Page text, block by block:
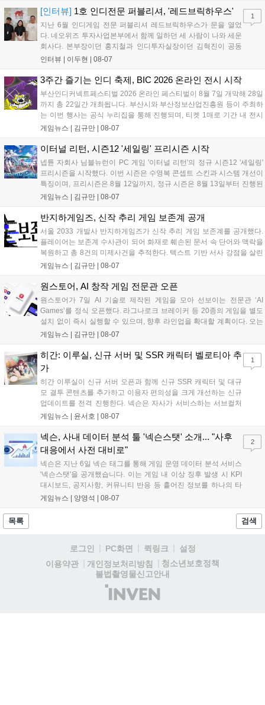
용자는 과제를 완수하며 동(V) 투발라 장비와 검은별 무기, 카라
[인터뷰] 1호 인디전문 퍼블리셔, '레드브릭하우스'
지난 6월 인디게임 전문 퍼블리셔 레드브릭하우스가 문을 열었
다. 네오위즈 투자사업본부에서 함께 일하던 세 사람이 나와 세운
회사다. 본부장이던 홍지철과 인디투자실장이던 김혁진이 공동
대표를, 중국사업실장이던 이민정이 이사를 맡았다. 출범 한 달여
피털의 재무적 투자가 연달아 들어왔다. 서비스 중인...
인터뷰 | 이두현 | 08-07
1
3주간 즐기는 인디 축제, BIC 2026 온라인 전시 시작
부산인디커넥트페스티벌 2026 온라인 페스티벌이 8월 7일 개막해 28일
까지 총 22일간 개최됩니다. 부산시와 부산정보산업진흥원 등이 주최하
는 이번 행사는 공식 누리집을 통해 진행되며, 티켓 1매로 기간 내 전시
작을 제한 없이 체험할 수 있습니다. 일반 및 루키 부문 등 다양한 인디게
세계 누구나 참여 가능한 이번 행사는 역대 최대 규모로 열려 인디게임
게임뉴스 | 김규만 | 08-07
이터널 리턴, 시즌12 '세일링' 프리시즌 시작
넵튠 자회사 님블뉴런이 PC 게임 '이터널 리턴'의 정규 시즌12 '세일링'
프리시즌을 시작했다. 이번 시즌은 수영복 콘셉트 스킨과 시스템 개선이
특징이며, 프리시즌은 8월 12일까지, 정규 시즌은 8월 13일부터 진행된
다. 실험체 관찰일지 추가와 후반부 전략 강화를 위한 다중 크로노 스피
대를 모으고 있다....
게임뉴스 | 김규만 | 08-07
반지하게임즈, 신작 추리 게임 보존계 공개
서울 2033 개발사 반지하게임즈가 신작 추리 게임 보존계를 공개했다.
플레이어는 보존계 수사관이 되어 화재로 훼손된 문서 속 단어와 맥락을
복원하고 총 8건의 미제사건을 추적한다. 텍스트 기반 서사 강점을 살린
이번 게임은 정보 조합과 사건 재구성이 핵심이며, 현재 스팀 상점 페이
개발에 박차를 가하고 있다....
게임뉴스 | 김규만 | 08-07
원스토어, AI 창작 게임 전문관 오픈
원스토어가 7일 AI 기술로 제작된 게임을 모아 선보이는 전문관 ‘AI
Games’를 정식 오픈했다. 라그나로크 브레이커 등 20종의 게임을 별도
설치 없이 즉시 실행할 수 있으며, 향후 라인업을 확대할 계획이다. 오는
11일부터는 게임 실행 시 할인 쿠폰을 지급하는 오픈 기념 이벤트도 진
있는 환경을 조성해 창작자와 이용자 모두에게 새로운 경험을 제공할 것
으로 기대된다....
게임뉴스 | 김규만 | 08-07
히간: 이루실, 신규 서버 및 SSR 캐릭터 벨로티아 추
가
히간 이루실이 신규 서버 오픈과 함께 신규 SSR 캐릭터 및 대규
모 결투 콘텐츠를 추가하고 이용자 편의성을 크게 개선하는 신규
업데이트를 전격 진행한다. 넥슨은 자사가 서비스하는 서브컬처
게임 히간 이루실에 신규 서버 'world3'을 개설하고 신규 캐릭터
이번 업데이트를 통해 어둠 속 서큐버스...
게임뉴스 | 윤서호 | 08-07
1
넥슨, 사내 데이터 분석 툴 '넥슨스탯' 소개... "사후
대응에서 사전 대비로"
넥슨은 지난 6일 넥슨 태그를 통해 게임 운영 데이터 분석 서비스
'넥슨스탯'을 공개했습니다. 이는 게임 내 이상 징후 발생 시 KPI
대시보드, 공지사항, 커뮤니티 반응 등 흩어진 정보를 하나의 타
임라인에 연결해 원인을 빠르게 파악하도록 돕는 관제 허브입니
중심의 운영 방식을 사전 대비 체계로 전환하며 데이터 기반의 효
게임뉴스 | 양영석 | 08-07
2
목록 검색
로그인 PC화면 퀵링크
설정
이용약관
개인정보처리방침
청소년보호정책
불법촬영물신고안내
(주)
인